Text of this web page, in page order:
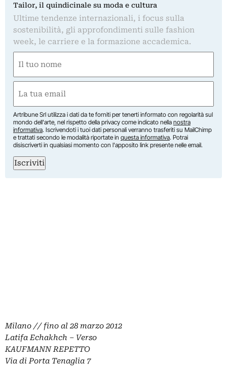
Tailor, il quindicinale su moda e cultura
Ultime tendenze internazionali, i focus sulla
sostenibilità, gli approfondimenti sulle fashion
week, le carriere e la formazione accademica.
(Required)
First
(Required)
Artribune Srl utilizza i dati da te forniti per tenerti informato con regolarità sul
mondo dell'arte, nel rispetto della privacy come indicato nella nostra
informativa. Iscrivendoti i tuoi dati personali verranno trasferiti su MailChimp
e trattati secondo le modalità riportate in questa informativa. Potrai
disiscriverti in qualsiasi momento con l'apposito link presente nelle email.
Iscriviti
Milano // fino al 28 marzo 2012
Latifa Echakhch – Verso
KAUFMANN REPETTO
Via di Porta Tenaglia 7